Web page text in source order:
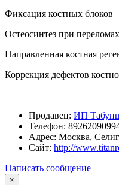
Фиксация костных блоков
Остеосинтез при переломах
Направленная костная
Коррекция дефектов
Продавец: ИП
Телефон:
Адрес: Москва,
Сайт: http://
Написать сообщение
×